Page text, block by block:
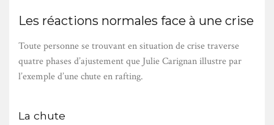
Les réactions normales face à une crise
Toute personne se trouvant en situation de crise traverse
quatre phases d’ajustement que Julie Carignan illustre par
l’exemple d’une chute en rafting.
La chute